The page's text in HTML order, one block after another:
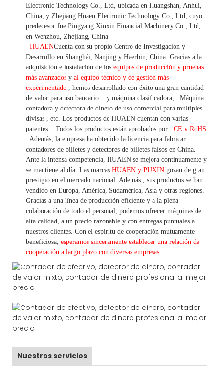
Electronic Technology Co., Ltd, ubicada en Huangshan, Anhui,
China, y Zhejiang Huaen Electronic Technology Co., Ltd, cuyo
predecesor fue Pingyang Xinxin Financial Machinery Co., Ltd,
en Wenzhou, Zhejiang, China.
HUAENCuenta con su propio Centro de Investigación y
Desarrollo en Shanghái, Nanjing y Haerbin, China. Gracias a la
adquisición e instalación de los equipos de producción y pruebas
más avanzados y al equipo técnico y de gestión más
experimentado
hemos desarrollado con éxito una gran cantidad
de valor para uso bancario. y máquina clasificadora,
Máquina
contadora y detectora de dinero de uso comercial para múltiples
divisas
etc. Los productos de HUAEN cuentan con varias
patentes.
Todos los productos están aprobados por
CE y RoHS
. Además, la empresa ha obtenido la licencia para fabricar
contadores de billetes y detectores de billetes falsos en China.
Ante la intensa competencia, HUAEN se mejora continuamente y
se mantiene al día. Las marcas HUAEN y PUXIN gozan de gran
prestigio en el mercado nacional. Además
sus productos se han
vendido en Europa, América, Sudamérica, Asia y otras regiones.
Gracias a una línea de producción eficiente y a la plena
colaboración de todo el personal, podemos ofrecer máquinas de
alta calidad, a un precio razonable y con entregas puntuales a
nuestros clientes. Con el espíritu de cooperación mutuamente
beneficiosa, esperamos sinceramente establecer una relación de
cooperación a largo plazo con diversas empresas.
Nuestros servicios